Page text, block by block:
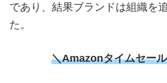
であり、結果ブランドは組織を
た。
＼Amazonタイムセール